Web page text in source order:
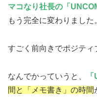
マコなり社長の「
もう完全に変わりました
すごく前向きでポジティ
なんでかっていうと、
間と「メモ書き」の時間